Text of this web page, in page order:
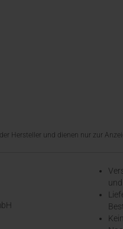
Hersteller und dienen nur zur